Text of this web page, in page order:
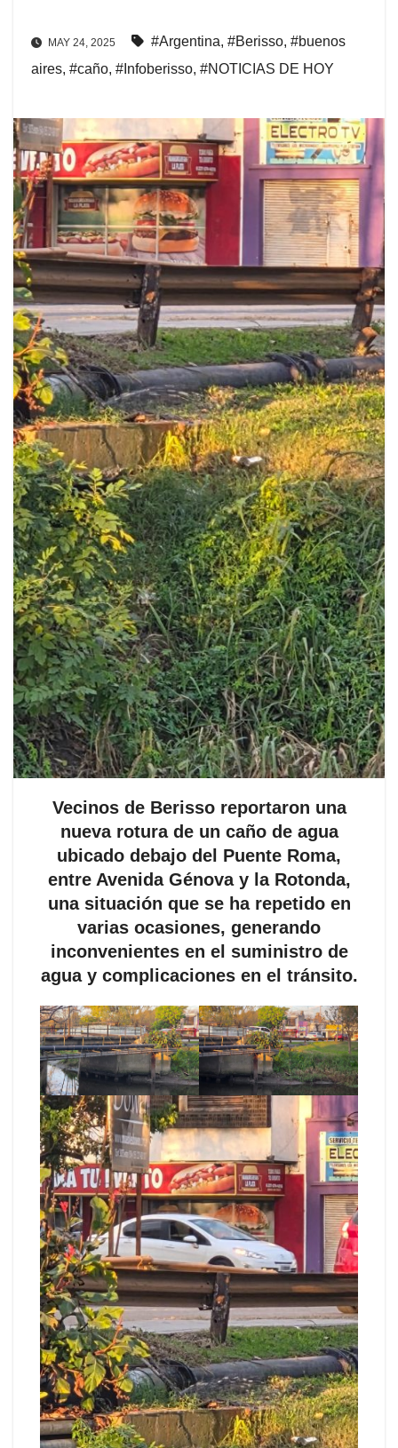
MAY 24, 2025 #Argentina, #Berisso, #buenos
aires, #caño, #Infoberisso, #NOTICIAS DE HOY
Vecinos de Berisso reportaron una
nueva rotura de un caño de agua
ubicado debajo del Puente Roma,
entre Avenida Génova y la Rotonda,
una situación que se ha repetido en
varias ocasiones, generando
inconvenientes en el suministro de
agua y complicaciones en el tránsito.